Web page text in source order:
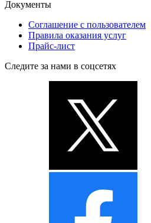
Документы
Соглашение с пользователем
Правила оказания услуг
Прайс-лист
Следите за нами в соцсетях